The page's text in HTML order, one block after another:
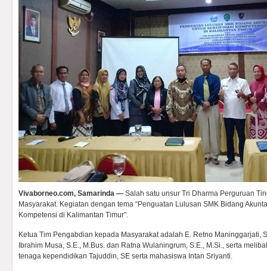
Vivaborneo.com, Samarinda — Salah satu unsur Tri Dharma Perguruan
Masyarakat. Kegiatan dengan tema “Penguatan Lulusan SMK Bidang
Kompetensi di Kalimantan Timur”.
Ketua Tim Pengabdian kepada Masyarakat adalah E. Retno Maninggarjati,
Ibrahim Musa, S.E., M.Bus. dan Ratna Wulaningrum, S.E., M.Si., serta
tenaga kependidikan Tajuddin, SE serta mahasiswa Intan Sriyanti.